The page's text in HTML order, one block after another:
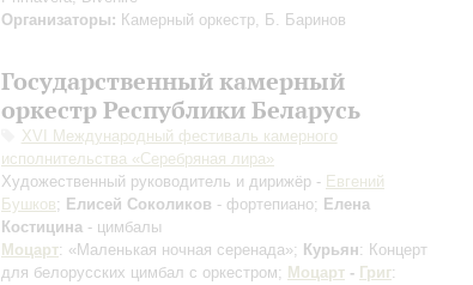
Организаторы: Камерный оркестр, Б. Баринов
Государственный камерный
оркестр Республики Беларусь
XVI Международный фестиваль камерного
исполнительства «Серебряная лира»
Художественный руководитель и дирижёр - Евгений
Бушков; Елисей Соколиков - фортепиано; Елена
Костицина - цимбалы
Моцарт: «Маленькая ночная серенада»; Курьян: Концерт
для белорусских цимбал с оркестром; Моцарт - Григ: